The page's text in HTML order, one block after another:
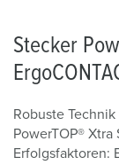
Stecker
Robuste
PowerTOP®
Erfolgsfaktoren: